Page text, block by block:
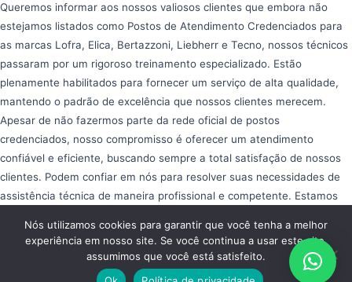
Queremos informar aos nossos valiosos clientes que embora não
estejamos listados como Postos de Atendimento Credenciados para
as marcas Lofra, Elica, Bertazzoni, Liebherr e Tecno, nossos técnicos
passaram por um rigoroso treinamento especializado. Estão
plenamente habilitados para fornecer um serviço de alta qualidade,
mantendo o padrão de excelência que nossos clientes merecem.
Apesar de não fazermos parte da rede oficial de postos
credenciados, nosso compromisso é oferecer um atendimento
confiável e eficiente, buscando sempre a total satisfação de nossos
clientes. Podem confiar em nós para resolver suas necessidades de
assistência técnica de maneira profissional e competente. Estamos
forma possível, proporcionando tranquilidade e eficiência em seu dia
Copyright © 2026 Assistência Fogão Importado
Nós utilizamos cookies para garantir que você tenha a melhor
experiência em nosso site. Se você continua a usar este site,
assumimos que você está satisfeito.